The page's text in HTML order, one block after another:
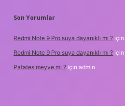
Son Yorumlar
Redmi Note 9 Pro suya dayanıklı mı ? için
Redmi Note 9 Pro suya dayanıklı mı ? için
Patates meyve mi ? için admin